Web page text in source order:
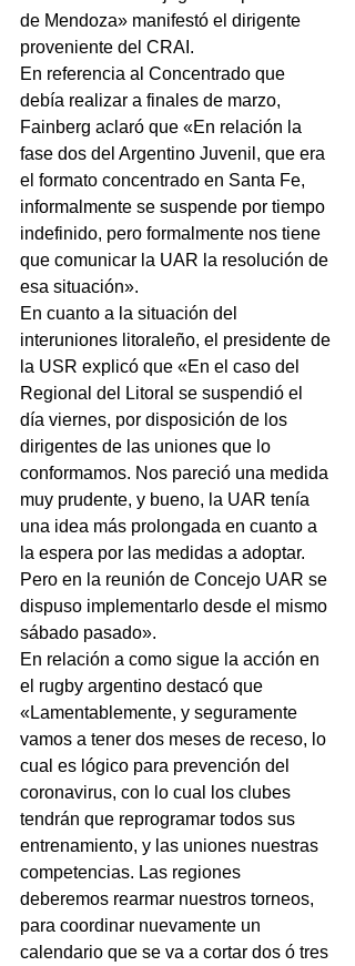
de Mendoza» manifestó el dirigente
proveniente del CRAI.
En referencia al Concentrado que
debía realizar a finales de marzo,
Fainberg aclaró que «En relación la
fase dos del Argentino Juvenil, que era
el formato concentrado en Santa Fe,
informalmente se suspende por tiempo
indefinido, pero formalmente nos tiene
que comunicar la UAR la resolución de
esa situación».
En cuanto a la situación del
interuniones litoraleño, el presidente de
la USR explicó que «En el caso del
Regional del Litoral se suspendió el
día viernes, por disposición de los
dirigentes de las uniones que lo
conformamos. Nos pareció una medida
muy prudente, y bueno, la UAR tenía
una idea más prolongada en cuanto a
la espera por las medidas a adoptar.
Pero en la reunión de Concejo UAR se
dispuso implementarlo desde el mismo
sábado pasado».
En relación a como sigue la acción en
el rugby argentino destacó que
«Lamentablemente, y seguramente
vamos a tener dos meses de receso, lo
cual es lógico para prevención del
coronavirus, con lo cual los clubes
tendrán que reprogramar todos sus
entrenamiento, y las uniones nuestras
competencias. Las regiones
deberemos rearmar nuestros torneos,
para coordinar nuevamente un
calendario que se va a cortar dos ó tres